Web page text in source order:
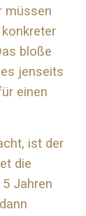
müssen
bloße
jenseits
einen
ist der
die
Jahren